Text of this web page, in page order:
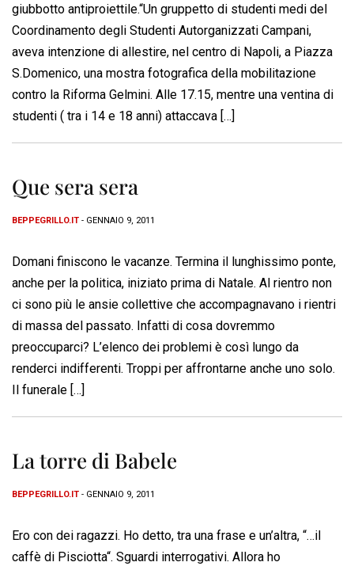
giubbotto antiproiettile.“Un gruppetto di studenti medi del
Coordinamento degli Studenti Autorganizzati Campani,
aveva intenzione di allestire, nel centro di Napoli, a Piazza
S.Domenico, una mostra fotografica della mobilitazione
contro la Riforma Gelmini. Alle 17.15, mentre una ventina di
studenti ( tra i 14 e 18 anni) attaccava […]
Que sera sera
BEPPEGRILLO.IT - GENNAIO 9, 2011
Domani finiscono le vacanze. Termina il lunghissimo ponte,
anche per la politica, iniziato prima di Natale. Al rientro non
ci sono più le ansie collettive che accompagnavano i rientri
di massa del passato. Infatti di cosa dovremmo
preoccuparci? L’elenco dei problemi è così lungo da
renderci indifferenti. Troppi per affrontarne anche uno solo.
Il funerale […]
La torre di Babele
BEPPEGRILLO.IT - GENNAIO 9, 2011
Ero con dei ragazzi. Ho detto, tra una frase e un’altra, “…il
caffè di Pisciotta“. Sguardi interrogativi. Allora ho